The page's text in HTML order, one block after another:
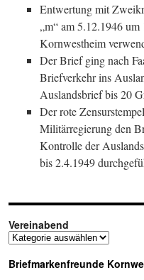
Entwertung mit
„m“ am 5.12.1946
Kornwestheim
Der Brief ging nach
Briefverkehr ins
Auslandsbrief bis 20
Der rote
Militärregierung den
Kontrolle der
bis 2.4.1949
Vereinabend
Vereinabend
Briefmarkenfreunde